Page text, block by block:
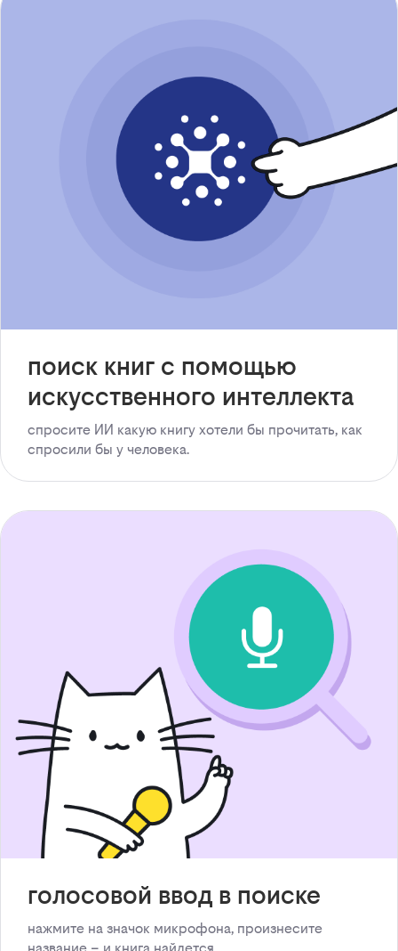
поиск книг с помощью
искусственного интеллекта
спросите ИИ какую книгу хотели бы прочитать, как
спросили бы у человека.
голосовой ввод в поиске
нажмите на значок микрофона, произнесите